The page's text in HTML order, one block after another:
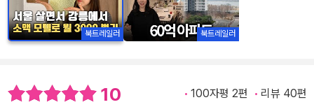
북트레일러 북트레일러
10 100자평 2편 리뷰 40편